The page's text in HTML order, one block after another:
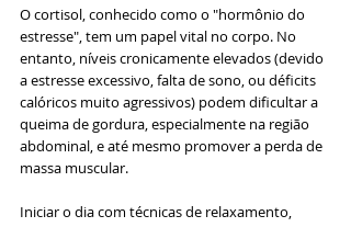
O cortisol, conhecido como o "hormônio do
estresse", tem um papel vital no corpo. No
entanto, níveis cronicamente elevados (devido
a estresse excessivo, falta de sono, ou déficits
calóricos muito agressivos) podem dificultar a
queima de gordura, especialmente na região
abdominal, e até mesmo promover a perda de
massa muscular.
Iniciar o dia com técnicas de relaxamento,